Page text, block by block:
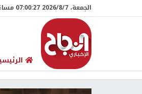
الجمعة، 7/‏8/‏2026 07:00:28 مساءً